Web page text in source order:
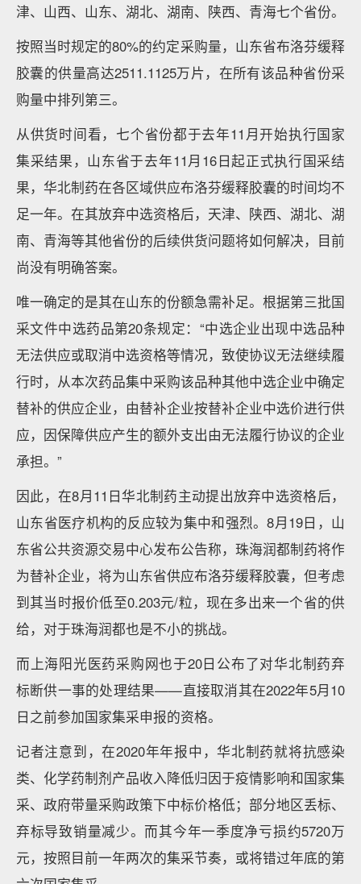
津、山西、山东、湖北、湖南、陕西、青海七个省份。
按照当时规定的80%的约定采购量，山东省布洛芬缓释
胶囊的供量高达2511.1125万片，在所有该品种省份采
购量中排列第三。
从供货时间看，七个省份都于去年11月开始执行国家
集采结果，山东省于去年11月16日起正式执行国采结
果，华北制药在各区域供应布洛芬缓释胶囊的时间均不
足一年。在其放弃中选资格后，天津、陕西、湖北、湖
南、青海等其他省份的后续供货问题将如何解决，目前
尚没有明确答案。
唯一确定的是其在山东的份额急需补足。根据第三批国
采文件中选药品第20条规定：“中选企业出现中选品种
无法供应或取消中选资格等情况，致使协议无法继续履
行时，从本次药品集中采购该品种其他中选企业中确定
替补的供应企业，由替补企业按替补企业中选价进行供
应，因保障供应产生的额外支出由无法履行协议的企业
承担。”
因此，在8月11日华北制药主动提出放弃中选资格后，
山东省医疗机构的反应较为集中和强烈。8月19日，山
东省公共资源交易中心发布公告称，珠海润都制药将作
为替补企业，将为山东省供应布洛芬缓释胶囊，但考虑
到其当时报价低至0.203元/粒，现在多出来一个省的供
给，对于珠海润都也是不小的挑战。
而上海阳光医药采购网也于20日公布了对华北制药弃
标断供一事的处理结果——直接取消其在2022年5月10
日之前参加国家集采申报的资格。
记者注意到，在2020年年报中，华北制药就将抗感染
类、化学药制剂产品收入降低归因于疫情影响和国家集
采、政府带量采购政策下中标价格低；部分地区丢标、
弃标导致销量减少。而其今年一季度净亏损约5720万
元，按照目前一年两次的集采节奏，或将错过年底的第